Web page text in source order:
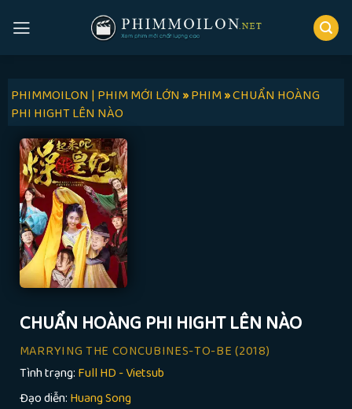
PHIMMOILON | PHIM MỚI LỚN»PHIM»CHUẨN HOÀNG
PHI HIGHT LÊN NÀO
CHUẨN HOÀNG PHI HIGHT LÊN NÀO
MARRYING THE CONCUBINES-TO-BE (2018)
Tình trạng: Full HD - Vietsub
Đạo diễn: Huang Song